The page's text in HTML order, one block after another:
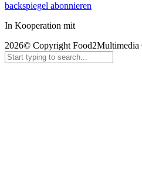
backspiegel abonnieren
In Kooperation mit
2026© Copyright Food2Multimedia